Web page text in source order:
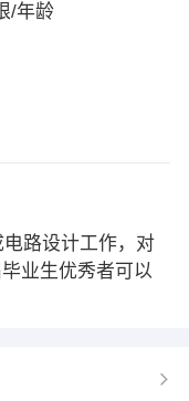
/年龄
路设计工作，对
业生优秀者可以